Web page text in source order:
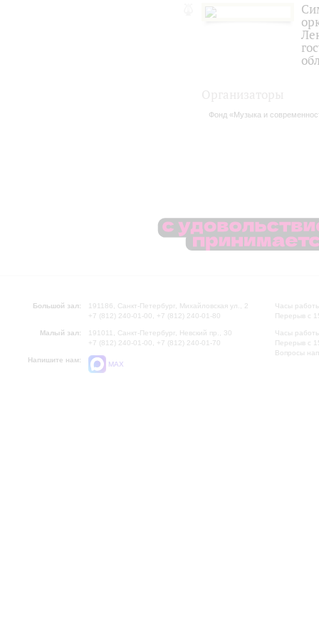
Фонд «Музыка и
Большой зал:
191186, Санкт-Петербург, Михайловская ул., 2
+7 (812) 240-01-00, +7 (812) 240-01-80
Малый зал:
191011, Санкт-Петербург, Невский пр., 30
+7 (812) 240-01-00, +7 (812) 240-01-70
Напишите нам:
MAX
Часы
Перерыв с
Часы
Перерыв с
Вопросы